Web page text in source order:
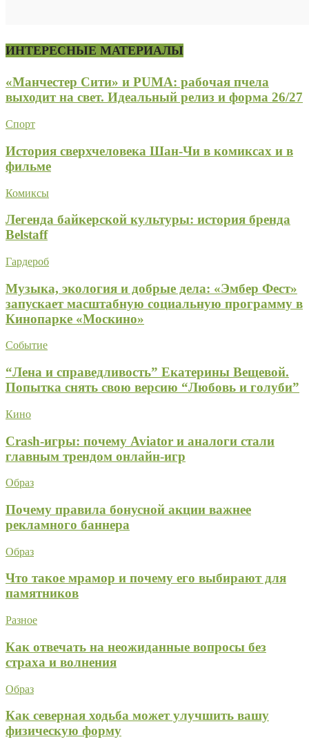
ИНТЕРЕСНЫЕ МАТЕРИАЛЫ
«Манчестер Сити» и PUMA: рабочая пчела
выходит на свет. Идеальный релиз и форма 26/27
Спорт
История сверхчеловека Шан-Чи в комиксах и в
фильме
Комиксы
Легенда байкерской культуры: история бренда
Belstaff
Гардероб
Музыка, экология и добрые дела: «Эмбер Фест»
запускает масштабную социальную программу в
Кинопарке «Москино»
Событие
“Лена и справедливость” Екатерины Вещевой.
Попытка снять свою версию “Любовь и голуби”
Кино
Crash-игры: почему Aviator и аналоги стали
главным трендом онлайн-игр
Образ
Почему правила бонусной акции важнее
рекламного баннера
Образ
Что такое мрамор и почему его выбирают для
памятников
Разное
Как отвечать на неожиданные вопросы без
страха и волнения
Образ
Как северная ходьба может улучшить вашу
физическую форму